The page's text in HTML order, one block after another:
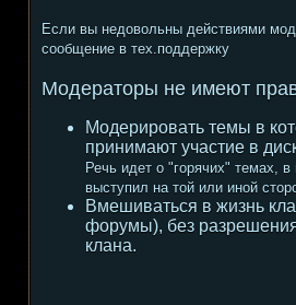
Если вы недовольны действиями
сообщение в тех.поддержку
Модераторы не имеют
Модерировать темы в
принимают участие в
Речь идет о "горячих" темах,
выступил на той или иной
Вмешиваться в жизнь
форумы), без
клана.